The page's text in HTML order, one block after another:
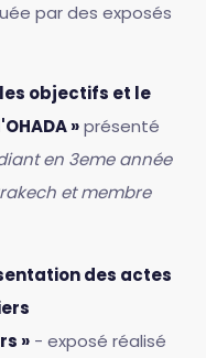
par des exposés
les objectifs et le
»présenté
en 3eme année
et membre
des actes
» - exposé réalisé